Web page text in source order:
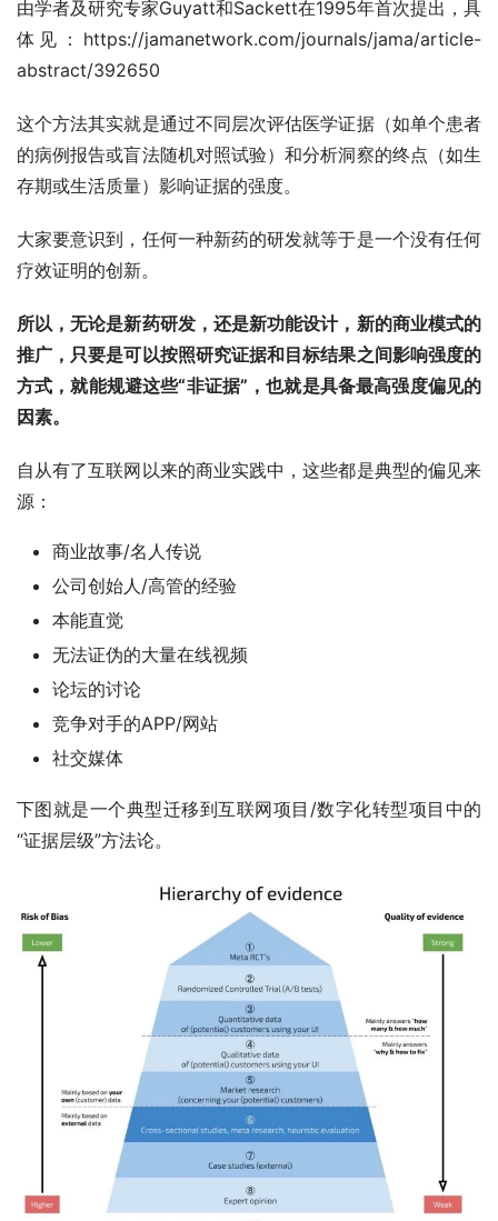
由学者及研究专家Guyatt和Sackett在1995年首次提出，具
体见：https://jamanetwork.com/journals/jama/article-
abstract/392650
这个方法其实就是通过不同层次评估医学证据（如单个患者
的病例报告或盲法随机对照试验）和分析洞察的终点（如生
存期或生活质量）影响证据的强度。
大家要意识到，任何一种新药的研发就等于是一个没有任何
疗效证明的创新。
所以，无论是新药研发，还是新功能设计，新的商业模式的
推广，只要是可以按照研究证据和目标结果之间影响强度的
方式，就能规避这些“非证据”，也就是具备最高强度偏见的
因素。
自从有了互联网以来的商业实践中，这些都是典型的偏见来
源：
商业故事/名人传说
公司创始人/高管的经验
本能直觉
无法证伪的大量在线视频
论坛的讨论
竞争对手的APP/网站
社交媒体
下图就是一个典型迁移到互联网项目/数字化转型项目中的
“证据层级”方法论。